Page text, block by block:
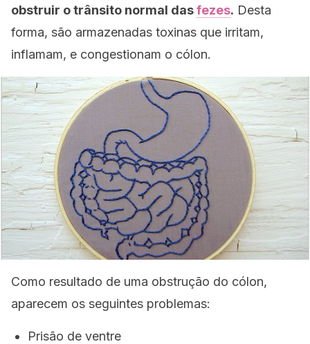
obstruir o trânsito normal dasfezes. Desta
forma, são armazenadas toxinas que irritam,
inflamam, e congestionam o cólon.
Como resultado de uma obstrução do cólon,
aparecem os seguintes problemas:
Prisão de ventre